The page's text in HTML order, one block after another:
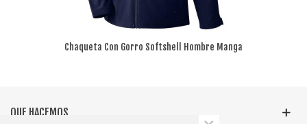
Chaqueta Con Gorro Softshell Hombre Manga
QUE HACEMOS